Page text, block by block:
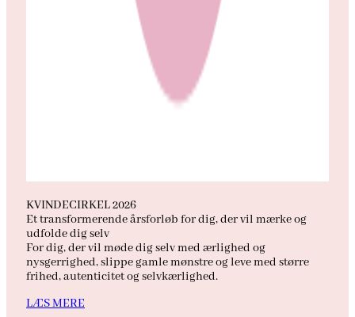
KVINDECIRKEL 2026
Et transformerende årsforløb for dig, der vil mærke og
udfolde dig selv
For dig, der vil møde dig selv med ærlighed og
nysgerrighed, slippe gamle mønstre og leve med større
frihed, autenticitet og selvkærlighed.
LÆS MERE